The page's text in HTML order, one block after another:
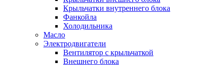
Крыльчатки внутреннего блока
Фанкойла
Холодильника
Масло
Электродвигатели
Вентилятор с крыльчаткой
Внешнего блока